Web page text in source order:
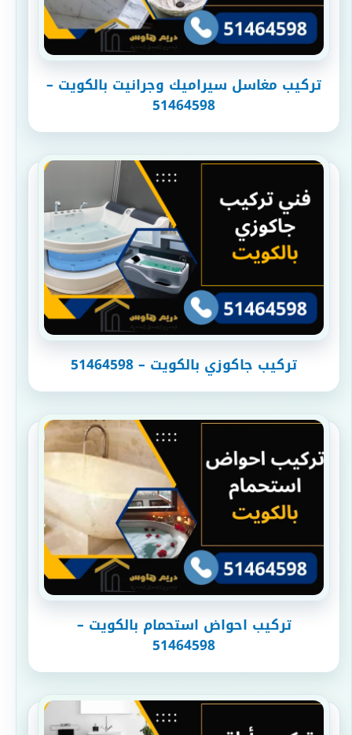
تركيب مغاسل سيراميك وجرانيت بالكويت –
51464598
تركيب جاكوزي بالكويت – 51464598
تركيب احواض استحمام بالكويت –
51464598